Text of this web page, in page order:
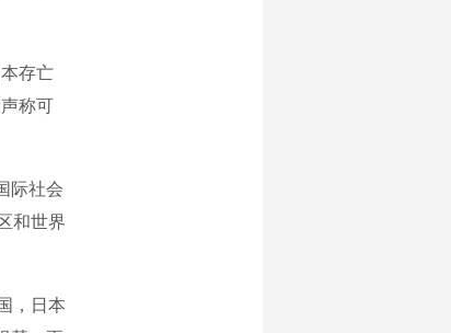
存亡
称可
际社会
和世界
，日本